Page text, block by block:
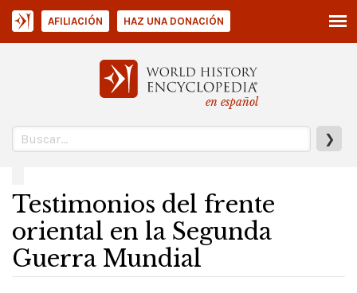
en español
❯
AFILIACIÓN HAZ UNA DONACIÓN
Testimonios del frente
oriental en la Segunda
Guerra Mundial